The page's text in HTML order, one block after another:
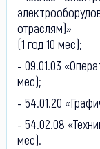
(1 год 10 мес);
- 09.01.03
мес);
- 54.01.20
- 54.02.08
мес).